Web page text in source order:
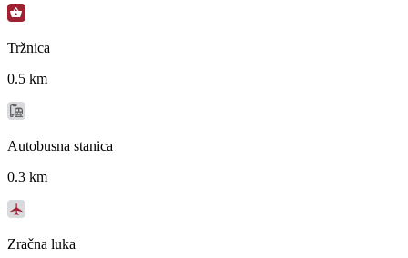
Tržnica
0.5 km
Autobusna stanica
0.3 km
Zračna luka